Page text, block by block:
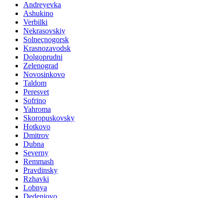
Andreyevka
Ashukino
Verbilki
Nekrasovskiy
Solneçnogorsk
Krasnozavodsk
Dolgoprudni
Zelenograd
Novosinkovo
Taldom
Peresvet
Sofrino
Yahroma
Skoropuskovsky
Hotkovo
Dmitrov
Dubna
Severny
Remmash
Pravdinsky
Rzhavki
Lobnya